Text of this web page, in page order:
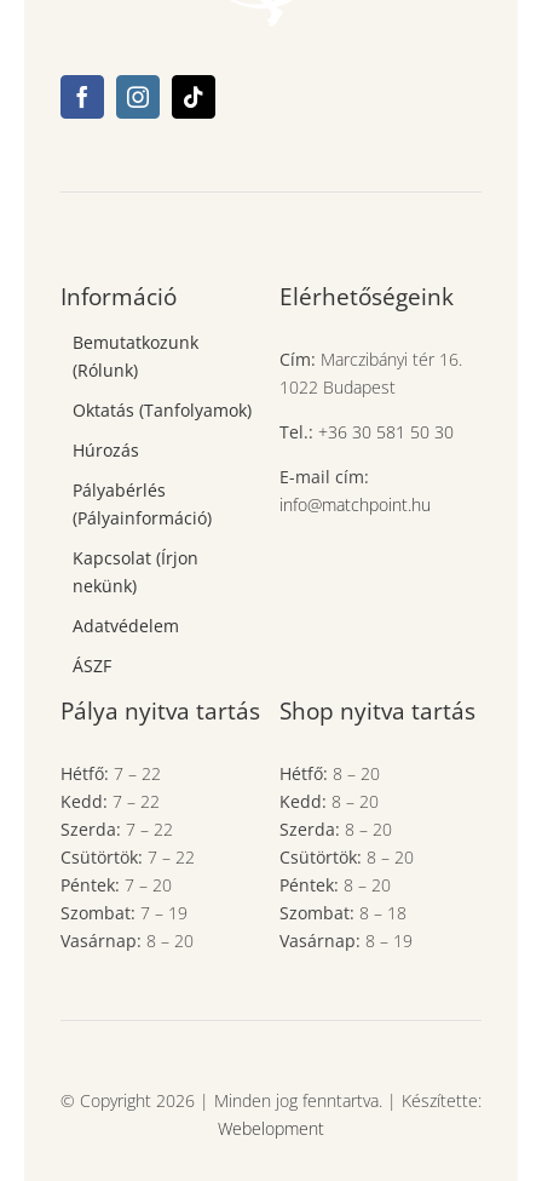
Információ
Bemutatkozunk
(Rólunk)
Oktatás (Tanfolyamok)
Húrozás
Pályabérlés
(Pályainformáció)
Kapcsolat (Írjon
nekünk)
Adatvédelem
ÁSZF
Elérhetőségeink
Cím: Marczibányi tér 16.
1022 Budapest
Tel.: +36 30 581 50 30
E-mail cím:
info@matchpoint.hu
Pálya nyitva tartás
Hétfő: 7 – 22
Kedd: 7 – 22
Szerda: 7 – 22
Csütörtök: 7 – 22
Péntek: 7 – 20
Szombat: 7 – 19
Vasárnap: 8 – 20
Shop nyitva tartás
Hétfő: 8 – 20
Kedd: 8 – 20
Szerda: 8 – 20
Csütörtök: 8 – 20
Péntek: 8 – 20
Szombat: 8 – 18
Vasárnap: 8 – 19
© Copyright 2026 | Minden jog fenntartva. | Készítette:
Webelopment